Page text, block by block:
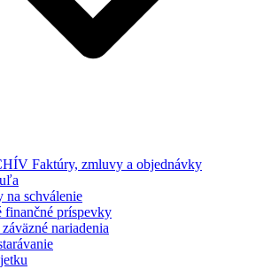
Faktúry, zmluvy a objednávky
na schválenie
finančné príspevky
nariadenia